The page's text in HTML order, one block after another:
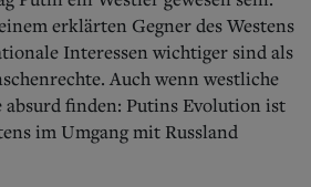
erklärten Gegner des Westens
Interessen wichtiger sind als
Auch wenn westliche
absurd finden: Putins Evolution ist
im Umgang mit Russland